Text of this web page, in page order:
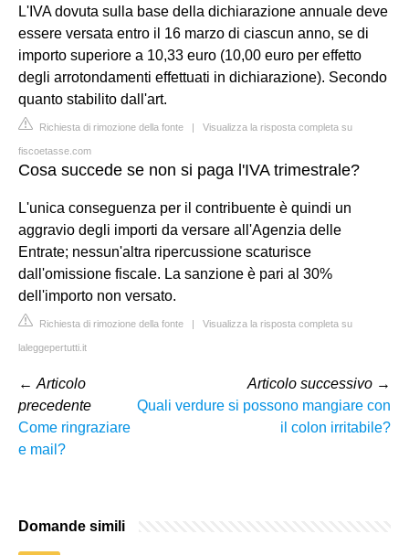
L'IVA dovuta sulla base della dichiarazione annuale deve
essere versata entro il 16 marzo di ciascun anno, se di
importo superiore a 10,33 euro (10,00 euro per effetto
degli arrotondamenti effettuati in dichiarazione). Secondo
quanto stabilito dall'art.
Richiesta di rimozione della fonte | Visualizza la risposta completa su
fiscoetasse.com
Cosa succede se non si paga l'IVA trimestrale?
L'unica conseguenza per il contribuente è quindi un
aggravio degli importi da versare all'Agenzia delle
Entrate; nessun'altra ripercussione scaturisce
dall'omissione fiscale. La sanzione è pari al 30%
dell'importo non versato.
Richiesta di rimozione della fonte | Visualizza la risposta completa su
laleggepertutti.it
← Articolo
precedente
Come ringraziare
e mail?
Articolo successivo →
Quali verdure si possono mangiare con
il colon irritabile?
Domande simili